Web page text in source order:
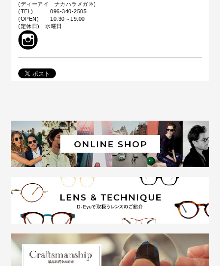
(ディーアイ ナカハラメガネ)
(TEL) 096-340-2505
(OPEN) 10:30～19:00
(定休日) 水曜日